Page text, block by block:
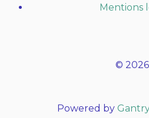
Mentions
© 2026
Powered by